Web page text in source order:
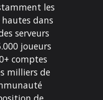
les
dans
serveurs
joueurs
comptes
milliers de